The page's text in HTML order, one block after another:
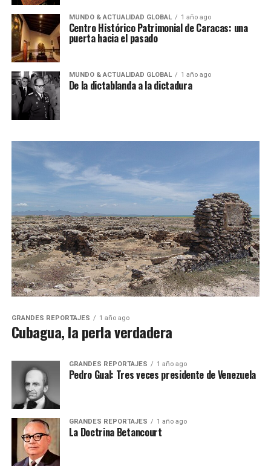
MUNDO & ACTUALIDAD GLOBAL 1 año ago
Centro Histórico Patrimonial de Caracas: una
puerta hacia el pasado
MUNDO & ACTUALIDAD GLOBAL 1 año ago
De la dictablanda a la dictadura
GRANDES REPORTAJES 1 año ago
Cubagua, la perla verdadera
GRANDES REPORTAJES 1 año ago
Pedro Gual: Tres veces presidente de Venezuela
GRANDES REPORTAJES 1 año ago
La Doctrina Betancourt